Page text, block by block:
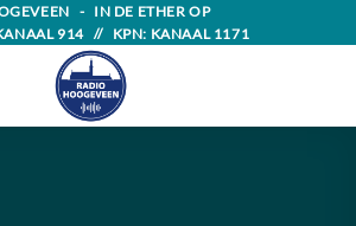
- IN DE ETHER OP
914 // KPN: KANAAL 1171